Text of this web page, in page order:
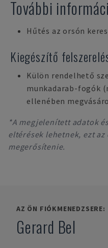
További
Hűtés az orsón
Kiegészítő
Külön rendelhető
munkadarab-fogók
ellenében
*A megjelenített adatok
eltérések lehetnek, ezt
megerősítenie.
AZ ÖN FIÓKMENEDZSERE:
Gerard Bel